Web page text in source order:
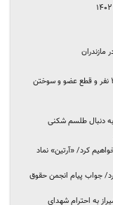
چهارشنبه سوری ۱۴۰۱ به خیر نگذشت! + جزئیات مرگ ۲۶ نفر و قطع عضو و سوختن
دنبال طلسم شکنی
کرد/ «آرتین» نماد
جواب پیام‌ انجمن حقوق
به احترام شهدای